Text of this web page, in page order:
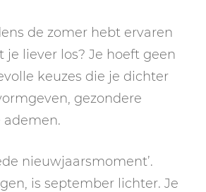
de zomer hebt ervaren
liever los? Je hoeft geen
keuzes die je dichter
gezondere
nieuwjaarsmoment’.
is september lichter. Je